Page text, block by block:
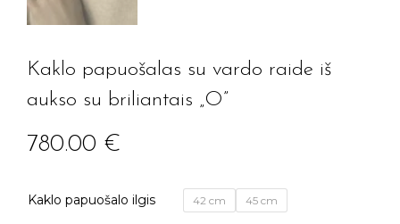
Kaklo papuošalas su vardo raide iš
aukso su briliantais „O”
780.00 €
Kaklo papuošalo ilgis 42 cm 45 cm